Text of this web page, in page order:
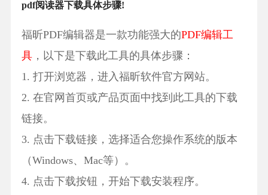
pdf阅读器下载具体步骤!
福昕PDF编辑器是一款功能强大的PDF编辑工
具，以下是下载此工具的具体步骤：
1. 打开浏览器，进入福昕软件官方网站。
2. 在官网首页或产品页面中找到此工具的下载
链接。
3. 点击下载链接，选择适合您操作系统的版本
（Windows、Mac等）。
4. 点击下载按钮，开始下载安装程序。